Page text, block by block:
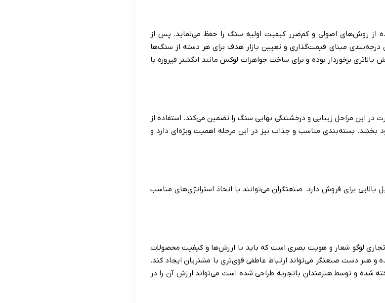
از روش‌های اصولی و کم‌ضرر کیفیت اولیه سنگ را حفظ می‌نماید. پس از
مبنای قیمت‌گذاری و تعیین بازار هدف برای هر دسته از سنگ‌ها
برخوردار بوده و برای ساخت جواهرات لوکس مانند انگشتر فیروزه با
این مراحل زیبایی و درخشندگی نهایی سنگ را تضمین می‌کند. استفاده از
بسته‌بندی مناسب و جذاب نیز در این مرحله اهمیت ویژه‌ای دارد و
بالایی برای فروش دارد. صنعتگران می‌توانند با اتخاذ استراتژی‌های مناسب
تجاری لوگو شعار و هویت بصری است که باید با ارزش‌ها و کیفیت محصولات
هنر دست صنعتگر می‌تواند ارتباط عاطفی قوی‌تری با مشتریان ایجاد کند.
شده و توسط هنرمندان باتجربه طراحی شده است می‌تواند ارزش آن را در